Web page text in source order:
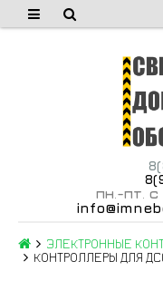
пн -пт с
ЭЛЕКТРОННЫЕ
КОНТРОЛЛЕРЫ ДЛЯ